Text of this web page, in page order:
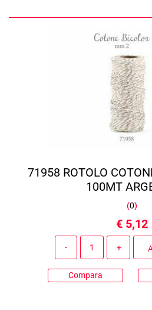
71958 ROTOLO
100MT
(0)
€ 5,12
Compara